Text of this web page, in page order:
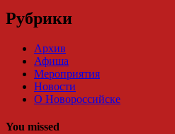
Рубрики
Архив
Афиша
Мероприятия
Новости
О Новороссийске
You missed